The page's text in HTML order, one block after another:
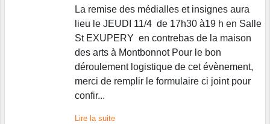
La remise des médialles et insignes aura
lieu le JEUDI 11/4 de 17h30 à19 h en Salle
St EXUPERY en contrebas de la maison
des arts à Montbonnot Pour le bon
déroulement logistique de cet évènement,
merci de remplir le formulaire ci joint pour
confir...
Lire la suite